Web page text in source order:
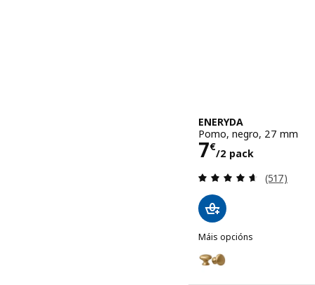
ENERYDA
Pomo, negro, 27 mm
7€
/2 pack
Prezo 7€/2
Revisión:
(517)
Máis opcións
Opción: ENERYDA,
Opción: ENERYDA,